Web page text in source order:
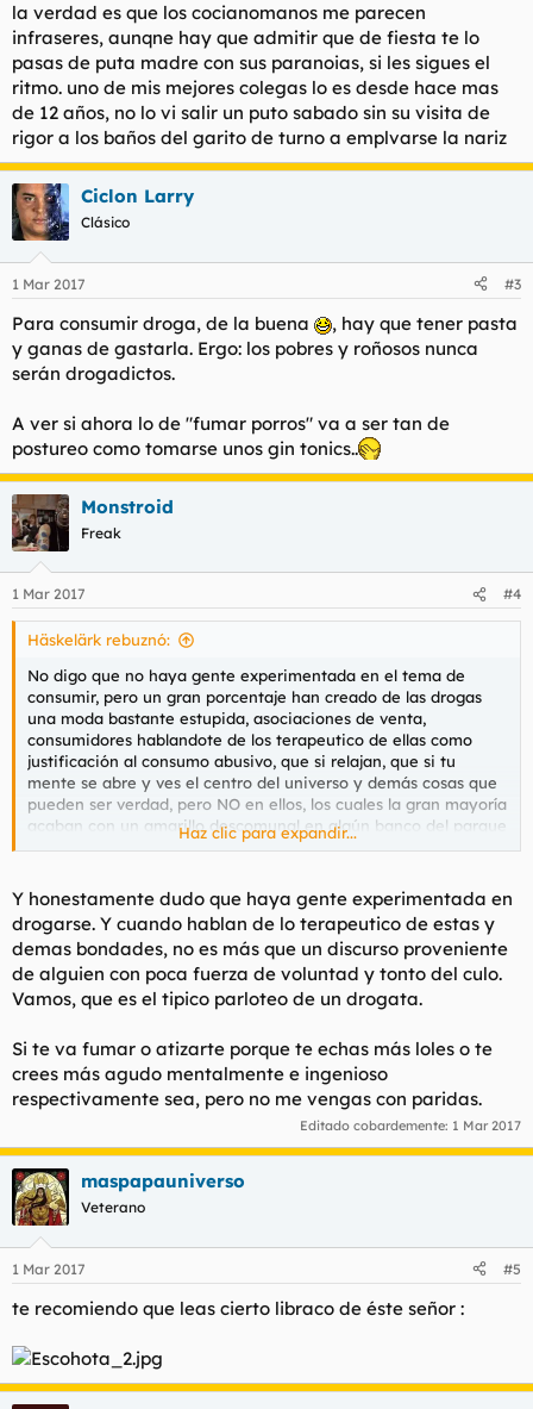
la verdad es que los cocianomanos me parecen
infraseres, aunqne hay que admitir que de fiesta te lo
pasas de puta madre con sus paranoias, si les sigues el
ritmo. uno de mis mejores colegas lo es desde hace mas
de 12 años, no lo vi salir un puto sabado sin su visita de
rigor a los baños del garito de turno a emplvarse la nariz
Ciclon Larry
Clásico
1 Mar 2017 #3
Para consumir droga, de la buena
, hay que tener pasta
y ganas de gastarla. Ergo: los pobres y roñosos nunca
serán drogadictos.
A ver si ahora lo de "fumar porros" va a ser tan de
postureo como tomarse unos gin tonics..
Monstroid
Freak
1 Mar 2017 #4
Häskelärk rebuznó:
No digo que no haya gente experimentada en el tema de
consumir, pero un gran porcentaje han creado de las drogas
una moda bastante estupida, asociaciones de venta,
consumidores hablandote de los terapeutico de ellas como
justificación al consumo abusivo, que si relajan, que si tu
mente se abre y ves el centro del universo y demás cosas que
pueden ser verdad, pero NO en ellos, los cuales la gran mayoría
acaban con un amarillo descomunal en algún banco del parque
lloriqueando a su amigo para que le meta un donuts en la
Haz clic para expandir...
Y honestamente dudo que haya gente experimentada en
drogarse. Y cuando hablan de lo terapeutico de estas y
demas bondades, no es más que un discurso proveniente
de alguien con poca fuerza de voluntad y tonto del culo.
Vamos, que es el tipico parloteo de un drogata.
Si te va fumar o atizarte porque te echas más loles o te
crees más agudo mentalmente e ingenioso
respectivamente sea, pero no me vengas con paridas.
Editado cobardemente: 1 Mar 2017
maspapauniverso
Veterano
1 Mar 2017 #5
te recomiendo que leas cierto libraco de éste señor :